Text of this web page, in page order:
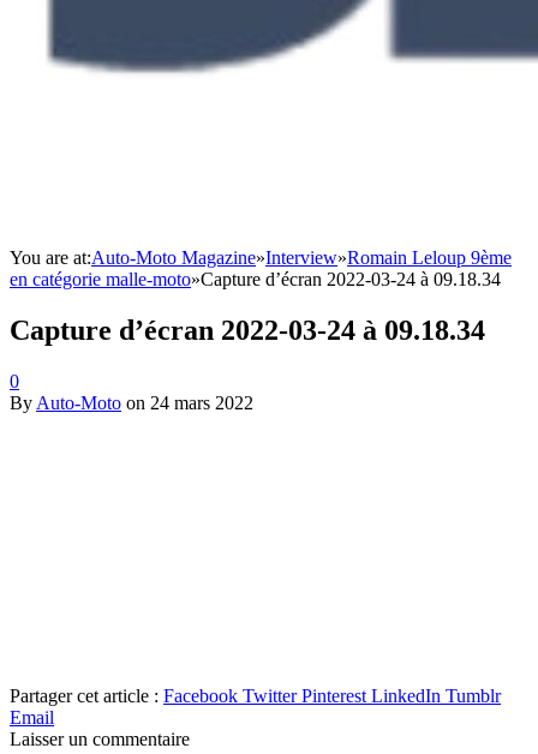
You are at:Auto-Moto Magazine»Interview»Romain Leloup 9ème
en catégorie malle-moto»Capture d’écran 2022-03-24 à 09.18.34
Capture d’écran 2022-03-24 à 09.18.34
0
By Auto-Moto on 24 mars 2022
Partager cet article : Facebook Twitter Pinterest LinkedIn Tumblr
Email
Laisser un commentaire